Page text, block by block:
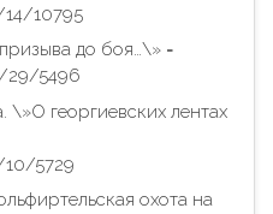
10795
до боя…\» =
29/5496
\»О георгиевских лентах
5729
охота на